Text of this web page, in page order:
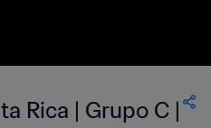
Rica | Grupo C |